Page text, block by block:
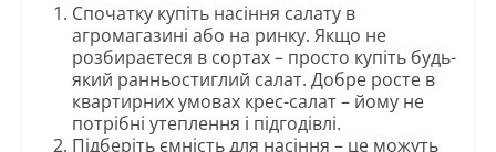
Спочатку купіть насіння салату в
агромагазині або на ринку. Якщо не
розбираєтеся в сортах – просто купіть будь-
який ранньостиглий салат. Добре росте в
квартирних умовах крес-салат – йому не
потрібні утеплення і підгодівлі.
Підберіть ємність для насіння – це можуть